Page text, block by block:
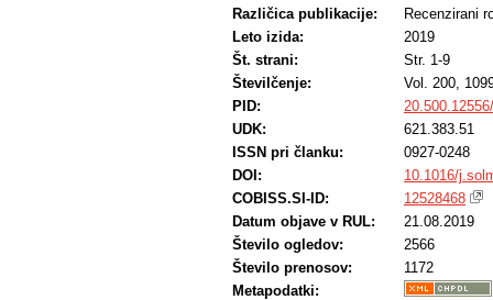
Različica publikacije:
Recenzirani
Leto izida:
2019
Št. strani:
Str. 1-9
Številčenje:
Vol. 200,
PID:
UDK:
621.383.51
ISSN pri članku:
0927-0248
DOI:
10.1016/
COBISS.SI-ID:
12528468
Datum objave v RUL:
21.08.2019
Število ogledov:
2566
Število prenosov:
1172
Metapodatki: